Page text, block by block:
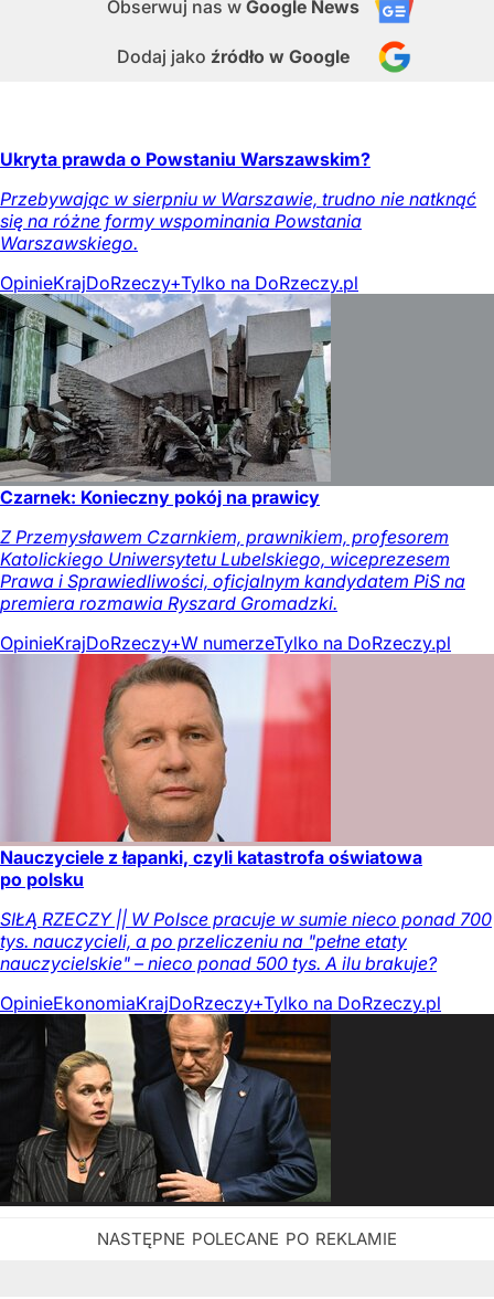
Obserwuj nas w Google News
Dodaj jako źródło w Google
Ukryta prawda o Powstaniu Warszawskim?
Przebywając w sierpniu w Warszawie, trudno nie natknąć
się na różne formy wspominania Powstania
Warszawskiego.
OpinieKrajDoRzeczy+Tylko na DoRzeczy.pl
Czarnek: Konieczny pokój na prawicy
Z Przemysławem Czarnkiem, prawnikiem, profesorem
Katolickiego Uniwersytetu Lubelskiego, wiceprezesem
Prawa i Sprawiedliwości, oficjalnym kandydatem PiS na
premiera rozmawia Ryszard Gromadzki.
OpinieKrajDoRzeczy+W numerzeTylko na DoRzeczy.pl
Nauczyciele z łapanki, czyli katastrofa oświatowa
po polsku
SIŁĄ RZECZY || W Polsce pracuje w sumie nieco ponad 700
tys. nauczycieli, a po przeliczeniu na "pełne etaty
nauczycielskie" – nieco ponad 500 tys. A ilu brakuje?
OpinieEkonomiaKrajDoRzeczy+Tylko na DoRzeczy.pl